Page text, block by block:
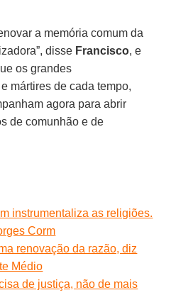
a memória comum da
disse Francisco, e
os grandes
mártires de cada tempo,
agora para abrir
de comunhão e de
instrumentaliza as religiões.
Corm
renovação da razão, diz
Médio
de justiça, não de mais